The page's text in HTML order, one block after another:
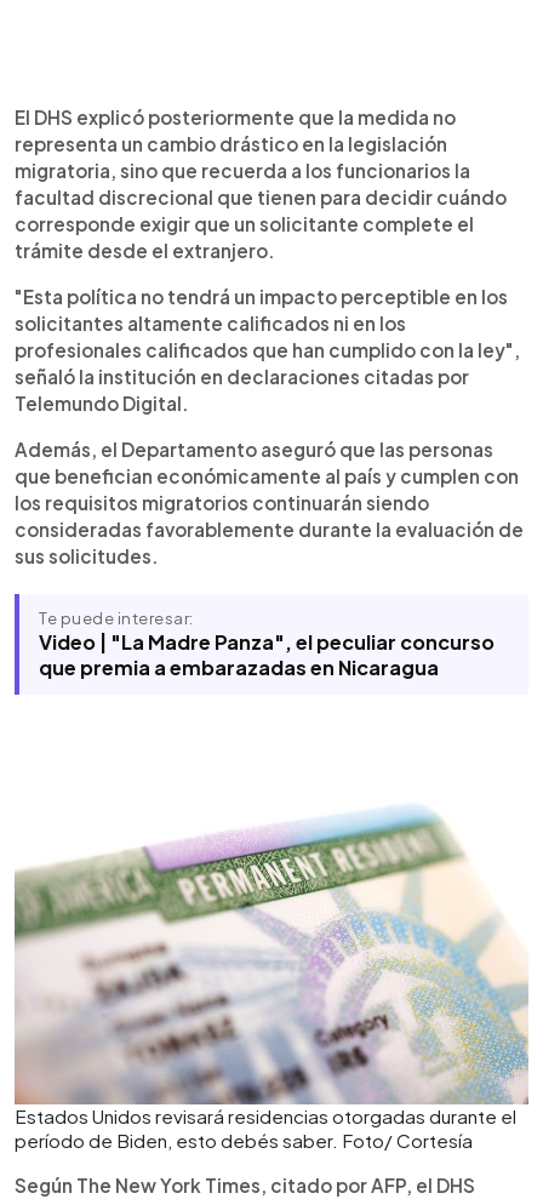
El DHS explicó posteriormente que la medida no
representa un cambio drástico en la legislación
migratoria, sino que recuerda a los funcionarios la
facultad discrecional que tienen para decidir cuándo
corresponde exigir que un solicitante complete el
trámite desde el extranjero.
"Esta política no tendrá un impacto perceptible en los
solicitantes altamente calificados ni en los
profesionales calificados que han cumplido con la ley",
señaló la institución en declaraciones citadas por
Telemundo Digital.
Además, el Departamento aseguró que las personas
que benefician económicamente al país y cumplen con
los requisitos migratorios continuarán siendo
consideradas favorablemente durante la evaluación de
sus solicitudes.
Te puede interesar:
Video | "La Madre Panza", el peculiar concurso
que premia a embarazadas en Nicaragua
Estados Unidos revisará residencias otorgadas durante el
período de Biden, esto debés saber. Foto/ Cortesía
Según The New York Times, citado por AFP, el DHS